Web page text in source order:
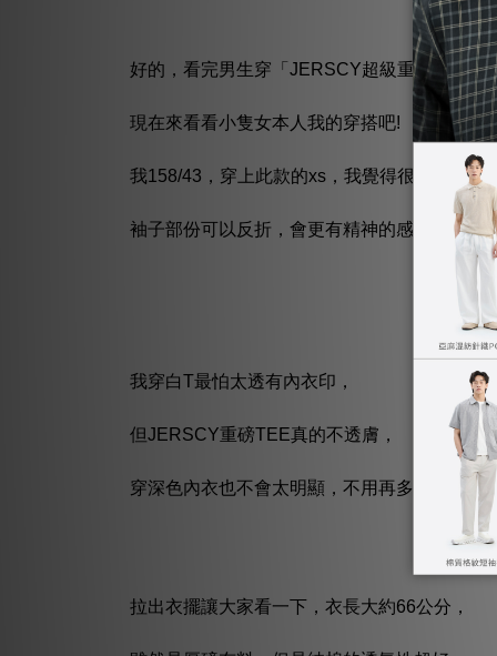
好的，看完男生穿「JERSCY超級重磅TEE」
現在來看看小隻女本人我的穿搭吧!
我158/43，穿上此款的xs，我覺得很剛好唷~
袖子部份可以反折，會更有精神的感覺。
我穿白T最怕太透有內衣印，
但JERSCY重磅TEE真的不透膚，
穿深色內衣也不會太明顯，不用再多穿一件小
拉出衣擺讓大家看一下，衣長大約66公分，